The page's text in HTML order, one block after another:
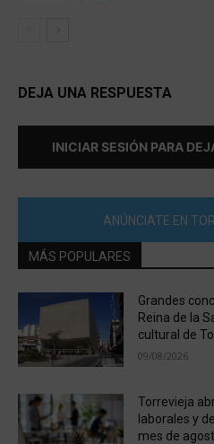
DEJA UNA RESPUESTA
INICIAR SESIÓN PARA
ANÚNCIATE EN
MÁS POPULARES
Grandes
Reina de la
cultural de
09/08/2026
Torrevieja
laborales y
mes de